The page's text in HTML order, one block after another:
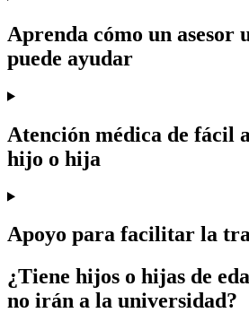
Aprenda cómo un asesor
puede ayudar
Atención médica de fácil
hijo o hija
Apoyo para facilitar la
¿Tiene hijos o hijas de
no irán a la universidad?